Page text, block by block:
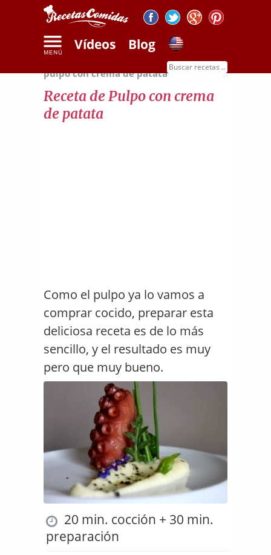
Vídeos Blog
Receta de
pulpo con crema de patata
Receta de Pulpo con crema
de patata
Como el pulpo ya lo vamos a
comprar cocido, preparar esta
deliciosa receta es de lo más
sencillo, y el resultado es muy
pero que muy bueno.
20 min. cocción + 30 min.
preparación